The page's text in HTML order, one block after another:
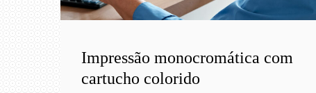
Impressão monocromática com
cartucho colorido